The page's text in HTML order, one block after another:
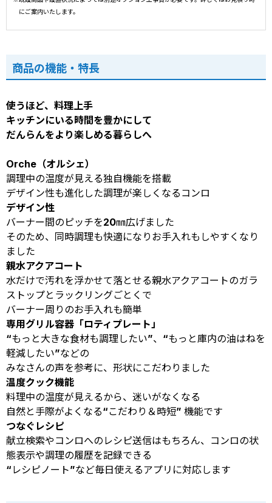
にご案内いたします。
商品の機能・特長
使うほど、料理上手
キッチンにいる時間を豊かにして
だんらんをより楽しめる暮らしへ
Orche（オルシェ）
調理中の温度が見える独自機能を搭載
デザイン性も進化した調理が楽しくなるコンロ
デザイン性
バーナー間のピッチを20㎜広げました
そのため、同時調理も快適になりお手入れもしやすくなり
ました
親水アクアコート
水だけで汚れを浮かせて落とせる親水アクアコートのガラ
ストップとラックリングごとくで
バーナー周りのお手入れも簡単
専用グリル容器「ロティプレート」
“もっと大きな食材も調理したい”、“もっと庫内の油はねを
軽減したい”などの
みなさんの声を参考に、形状にこだわりました
温度クック機能
料理中の温度が見えるから、迷いがなくなる
自然と手際がよくなる“こだわり＆時短” 機能です
つなぐレシピ
献立検索やコンロへのレシピ送信はもちろん、コンロの状
態表示や調理の履歴を記録できる
“レシピノート”など毎日使えるアプリに対応します